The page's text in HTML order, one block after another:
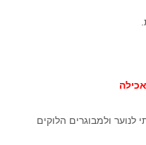
לנוער ולמבוגרים הלוקים